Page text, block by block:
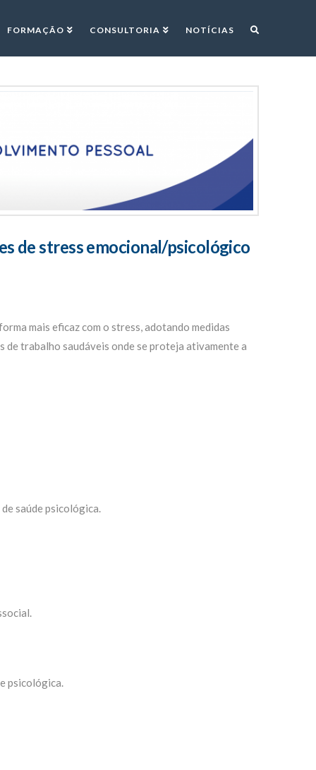
FORMAÇÃO CONSULTORIA NOTÍCIAS
de stress emocional/psicológico
mais eficaz com o stress, adotando medidas
trabalho saudáveis onde se proteja ativamente a
saúde psicológica.
psicológica.